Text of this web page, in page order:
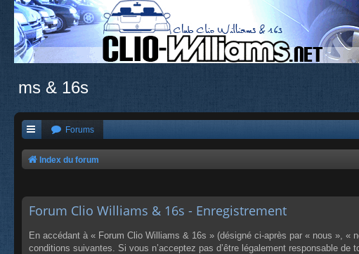
ms & 16s
Forums
Index du forum
Forum Clio Williams & 16s - Enregistrement
En accédant à « Forum Clio Williams & 16s » (désigné ci-après par « nous »,
conditions suivantes. Si vous n’acceptez pas d’être légalement responsable